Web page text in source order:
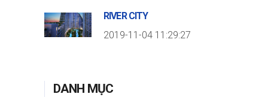
RIVER CITY
2019-11-04 11:29:27
DANH MỤC